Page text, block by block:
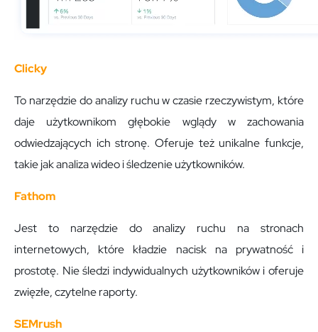
Clicky
To narzędzie do analizy ruchu w czasie rzeczywistym, które
daje użytkownikom głębokie wglądy w zachowania
odwiedzających ich stronę. Oferuje też unikalne funkcje,
takie jak analiza wideo i śledzenie użytkowników.
Fathom
Jest to narzędzie do analizy ruchu na stronach
internetowych, które kładzie nacisk na prywatność i
prostotę. Nie śledzi indywidualnych użytkowników i oferuje
zwięzłe, czytelne raporty.
SEMrush